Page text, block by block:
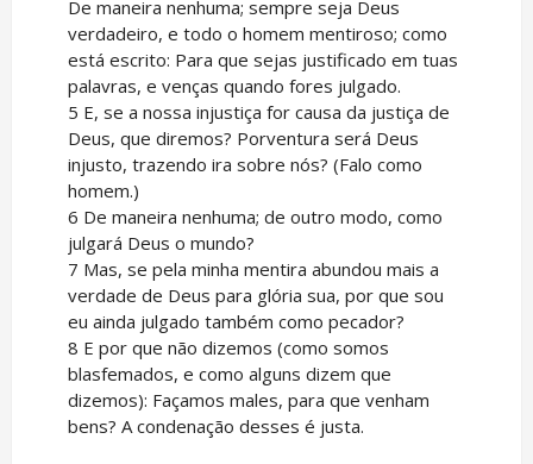
De maneira nenhuma; sempre seja Deus
verdadeiro, e todo o homem mentiroso; como
está escrito: Para que sejas justificado em tuas
palavras, e venças quando fores julgado.
5 E, se a nossa injustiça for causa da justiça de
Deus, que diremos? Porventura será Deus
injusto, trazendo ira sobre nós? (Falo como
homem.)
6 De maneira nenhuma; de outro modo, como
julgará Deus o mundo?
7 Mas, se pela minha mentira abundou mais a
verdade de Deus para glória sua, por que sou
eu ainda julgado também como pecador?
8 E por que não dizemos (como somos
blasfemados, e como alguns dizem que
dizemos): Façamos males, para que venham
bens? A condenação desses é justa.